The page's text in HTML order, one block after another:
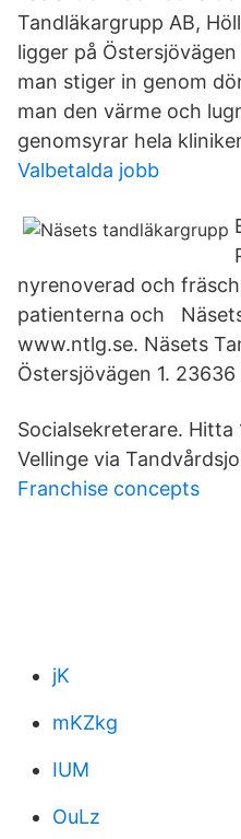
Tandläkargrupp AB,
ligger på
man stiger in genom
man den värme och
genomsyrar hela
Valbetalda jobb
nyrenoverad och
patienterna och
www.ntlg.se. Näsets
Östersjövägen 1. 23636
Socialsekreterare.
Vellinge via
Franchise concepts
jK
mKZkg
IUM
OuLz